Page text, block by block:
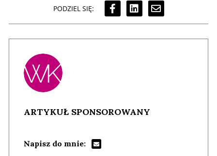
PODZIEL SIĘ:
ARTYKUŁ SPONSOROWANY
Napisz do mnie: